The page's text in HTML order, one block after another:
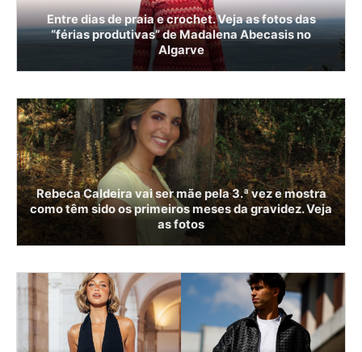
Entre dias de praia e crochet. Veja as fotos das
“férias produtivas” de Madalena Abecasis no
Algarve
Rebeca Caldeira vai ser mãe pela 3.ª vez e mostra
como têm sido os primeiros meses da gravidez. Veja
as fotos